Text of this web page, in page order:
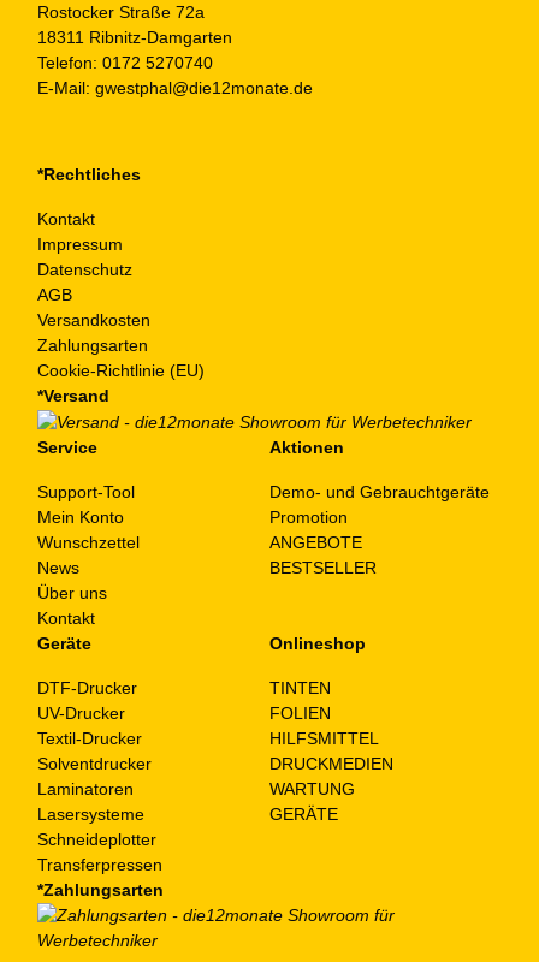
Rostocker Straße 72a
18311 Ribnitz-Damgarten
Telefon: 0172 5270740
E-Mail: gwestphal@die12monate.de
*Rechtliches
Kontakt
Impressum
Datenschutz
AGB
Versandkosten
Zahlungsarten
Cookie-Richtlinie (EU)
*Versand
Service
Support-Tool
Mein Konto
Wunschzettel
News
Über uns
Kontakt
Aktionen
Demo- und Gebrauchtgeräte
Promotion
ANGEBOTE
BESTSELLER
Geräte
DTF-Drucker
UV-Drucker
Textil-Drucker
Solventdrucker
Laminatoren
Lasersysteme
Schneideplotter
Transferpressen
Onlineshop
TINTEN
FOLIEN
HILFSMITTEL
DRUCKMEDIEN
WARTUNG
GERÄTE
*Zahlungsarten